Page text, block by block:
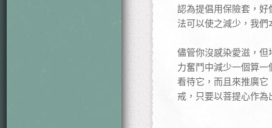
認為提倡用保險套，
法可以使之減少，我們
儘管你沒感染愛滋，
力奮鬥中減少一個算
看待它，而且來推廣
戒，只要以菩提心作